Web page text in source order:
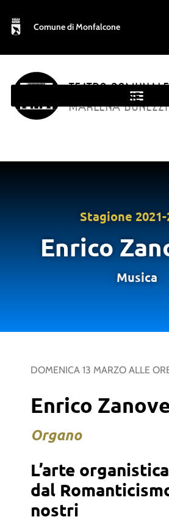
Comune di Monfalcone
TEATRO
MONFALCONE
MARLENA BONEZZI
Stagione
Enrico
Musica
DOMENICA 13 MARZO ALLE
Enrico
Organo
L’arte
dal
nostri